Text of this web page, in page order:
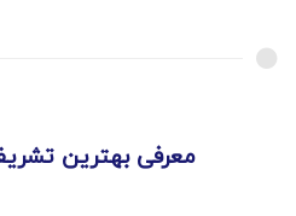
معرفی بهترین